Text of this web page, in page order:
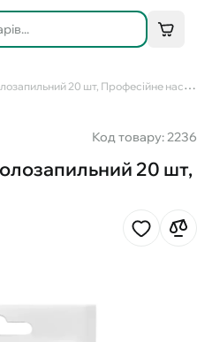
20 шт, Професійне насіння
Код товару: 2236
20 шт,